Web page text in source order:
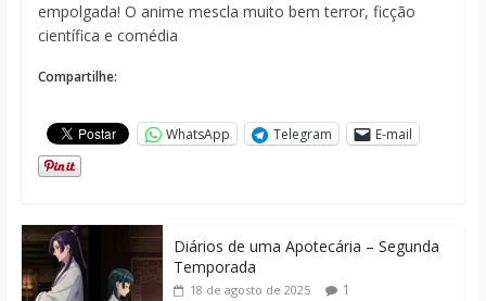
empolgada! O anime mescla muito bem terror, ficção
científica e comédia
Compartilhe:
WhatsApp Telegram E-mail
Diários de uma Apotecária – Segunda
Temporada
18 de agosto de 2025 1